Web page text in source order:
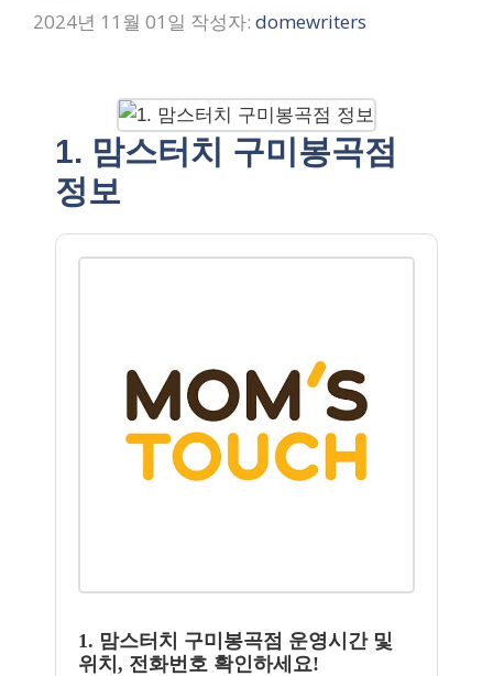
2024년 11월 01일 작성자: domewriters
1. 맘스터치 구미봉곡점
정보
1. 맘스터치 구미봉곡점 운영시간 및
위치, 전화번호 확인하세요!